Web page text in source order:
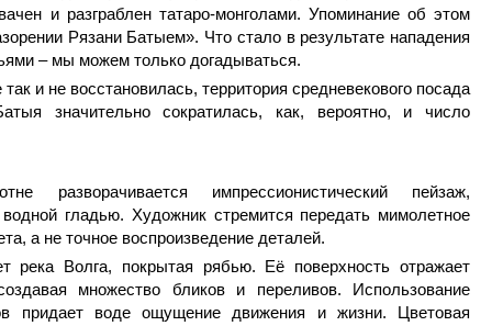
и разграблен татаро-монголами. Упоминание об этом
Рязани Батыем». Что стало в результате нападения
– мы можем только догадываться.
и не восстановилась, территория средневекового посада
значительно сократилась, как, вероятно, и число
разворачивается импрессионистический пейзаж,
гладью. Художник стремится передать мимолетное
а не точное воспроизведение деталей.
река Волга, покрытая рябью. Её поверхность отражает
множество бликов и переливов. Использование
придает воде ощущение движения и жизни. Цветовая